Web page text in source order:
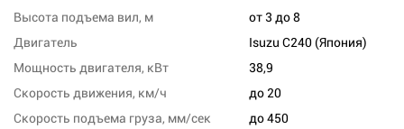
Высота подъема вил, м
от 3 до 8
Двигатель
Isuzu C240 (Япония)
Мощность двигателя, кВт
38,9
Скорость движения, км/ч
до 20
Скорость подъема груза, мм/сек
до 450